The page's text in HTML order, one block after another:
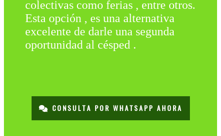
colectivas como ferias , entre otros.
Esta opción , es una alternativa
excelente de darle una segunda
oportunidad al césped .
CONSULTA POR WHATSAPP AHORA